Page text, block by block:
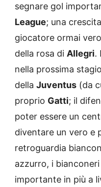
segnare gol
League; una
giocatore ormai
della rosa di Allegri.
nella prossima
della Juventus (da
proprio Gatti; il
poter essere un
diventare un vero e
retroguardia
azzurro, i
importante in più a